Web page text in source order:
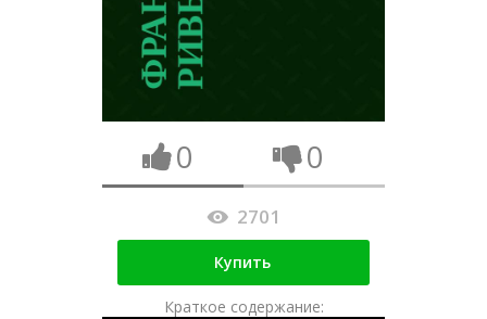
0 0
2701
Купить
Краткое содержание: